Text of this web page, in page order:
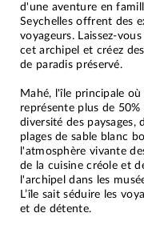
d'une aventure en
Seychelles offrent des
voyageurs. Laissez-
cet archipel et créez
de paradis préservé.
Mahé, l'île principale
représente plus de
diversité des paysages,
plages de sable blanc
l'atmosphère vivante
de la cuisine créole et
l'archipel dans les
L’île sait séduire les
et de détente.